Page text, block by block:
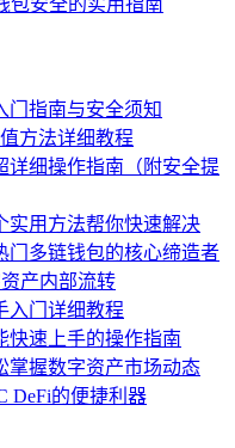
包安全的实用指南
门指南与安全须知
方法详细教程
详细操作指南（附安全提
实用方法帮你快速解决
门多链钱包的核心缔造者
产内部流转
入门详细教程
快速上手的操作指南
掌握数字资产市场动态
DeFi的便捷利器